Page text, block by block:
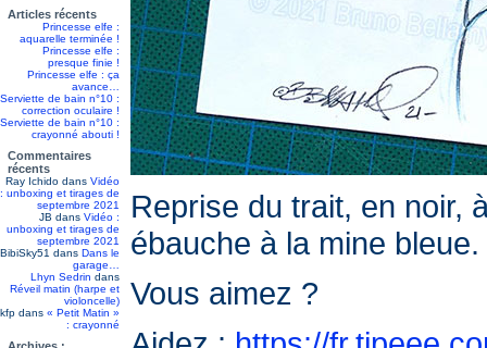
Articles récents
Princesse elfe :
aquarelle terminée !
Princesse elfe :
presque finie !
Princesse elfe : ça
avance…
Serviette de bain n°10 :
correction oculaire !
Serviette de bain n°10 :
crayonné abouti !
Commentaires
récents
Ray Ichido dans Vidéo
: unboxing et tirages de
septembre 2021
JB dans Vidéo :
unboxing et tirages de
septembre 2021
BibiSky51 dans Dans le
garage…
Lhyn Sedrin dans
Réveil matin (harpe et
violoncelle)
kfp dans « Petit Matin »
: crayonné
Reprise du trait, en noir,
ébauche à la mine bleue.
Vous aimez ?